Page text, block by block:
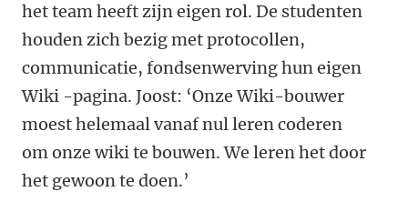
het team heeft zijn eigen rol. De studenten
houden zich bezig met protocollen,
communicatie, fondsenwerving hun eigen
Wiki -pagina. Joost: ‘Onze Wiki-bouwer
moest helemaal vanaf nul leren coderen
om onze wiki te bouwen. We leren het door
het gewoon te doen.’